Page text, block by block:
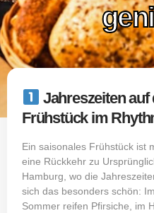
Jahreszeiten auf
Frühstück im
Ein saisonales Frühstück ist
eine Rückkehr zu
Hamburg, wo die
sich das besonders schön:
Sommer reifen Pfirsiche, im